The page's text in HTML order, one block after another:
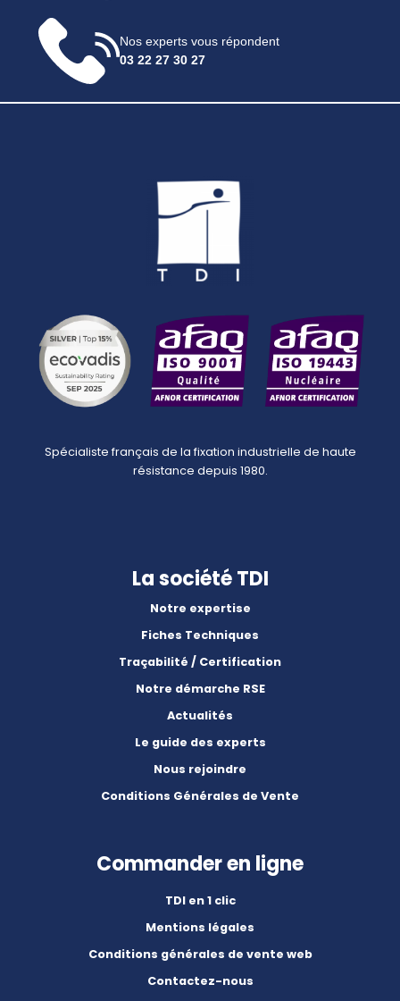
Nos experts vous répondent
03 22 27 30 27
Spécialiste français de la fixation industrielle de haute
résistance depuis 1980.
La société TDI
Notre expertise
Fiches Techniques
Traçabilité / Certification
Notre démarche RSE
Actualités
Le guide des experts
Nous rejoindre
Conditions Générales de Vente
Commander en ligne
TDI en 1 clic
Mentions légales
Conditions générales de vente web
Contactez-nous